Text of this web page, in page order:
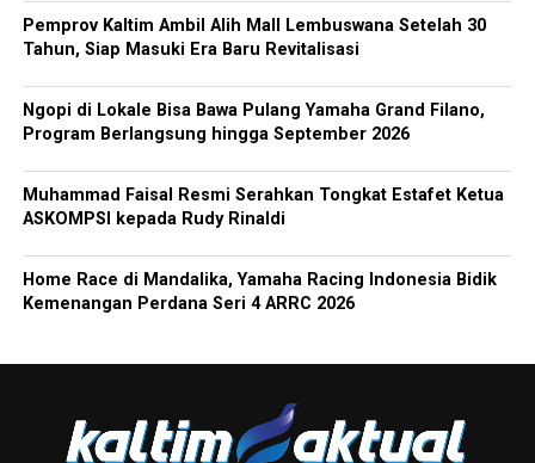
Pemprov Kaltim Ambil Alih Mall Lembuswana Setelah 30
Tahun, Siap Masuki Era Baru Revitalisasi
Ngopi di Lokale Bisa Bawa Pulang Yamaha Grand Filano,
Program Berlangsung hingga September 2026
Muhammad Faisal Resmi Serahkan Tongkat Estafet Ketua
ASKOMPSI kepada Rudy Rinaldi
Home Race di Mandalika, Yamaha Racing Indonesia Bidik
Kemenangan Perdana Seri 4 ARRC 2026